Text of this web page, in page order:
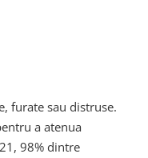
furate sau distruse.
a atenua
98% dintre